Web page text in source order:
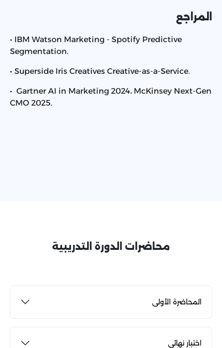
المراجع
• IBM Watson Marketing - Spotify Predictive
Segmentation.
• Superside Iris Creatives Creative-as-a-Service.
• Gartner AI in Marketing 2024، McKinsey Next-Gen
CMO 2025.
محاضرات الدورة التدريبية
المحاضرة الأولى
اختبار نهائى